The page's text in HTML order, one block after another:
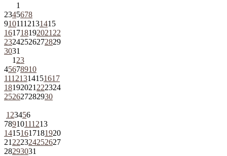
1
2345678
9101112131415
161718192021 22
23242526272829
3031
1 23
45678910
11121314151617
18192021 222324
252627282930
1 23456
78910111213
14151617181920
21 222324252627
28293031